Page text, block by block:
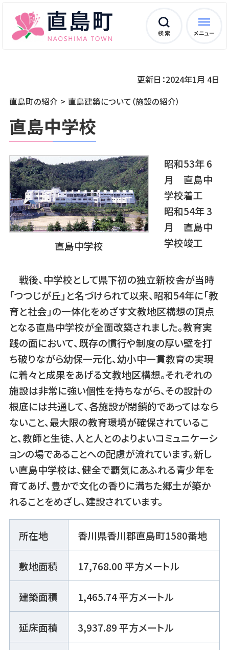
検 索 メニュー
直島町の紹介 直島建築について（施設の紹介）
更新日：2024年1月 4日
直島中学校
直島中学校
昭和53年 6
月 直島中
学校着工
昭和54年 3
月 直島中
学校竣工
戦後、中学校として県下初の独立新校舎が当時
「つつじが丘」と名づけられて以来、昭和54年に「教
育と社会」の一体化をめざす文教地区構想の頂点
となる直島中学校が全面改築されました。教育実
践の面において、既存の慣行や制度の厚い壁を打
ち破りながら幼保一元化、幼小中一貫教育の実現
に着々と成果をあげる文教地区構想。それぞれの
施設は非常に強い個性を持ちながら、その設計の
根底には共通して、各施設が閉鎖的であってはなら
ないこと、最大限の教育環境が確保されているこ
と、教師と生徒、人と人とのよりよいコミュニケーシ
ョンの場であることへの配慮が流れています。新し
い直島中学校は、健全で覇気にあふれる青少年を
育てあげ、豊かで文化の香りに満ちた郷土が築か
れることをめざし、建設されています。
所在地 香川県香川郡直島町1580番地
敷地面積 17,768.00 平方メートル
建築面積 1,465.74 平方メートル
延床面積 3,937.89 平方メートル